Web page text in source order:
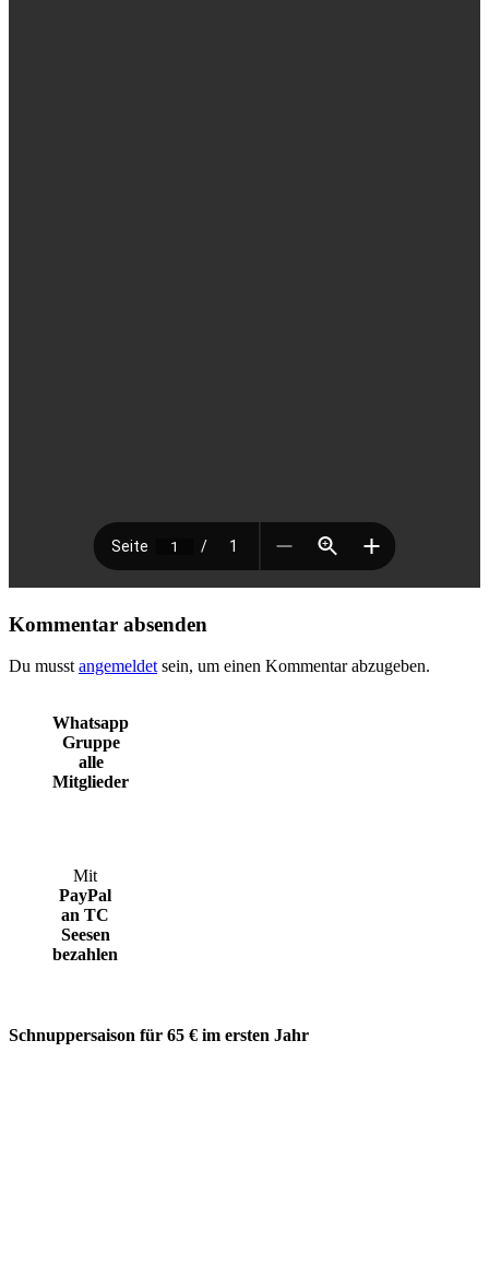
Kommentar absenden
Du musst angemeldet sein, um einen Kommentar abzugeben.
Whatsapp
Gruppe
alle
Mitglieder
Mit
PayPal
an TC
Seesen
bezahlen
Schnuppersaison für 65 € im ersten Jahr